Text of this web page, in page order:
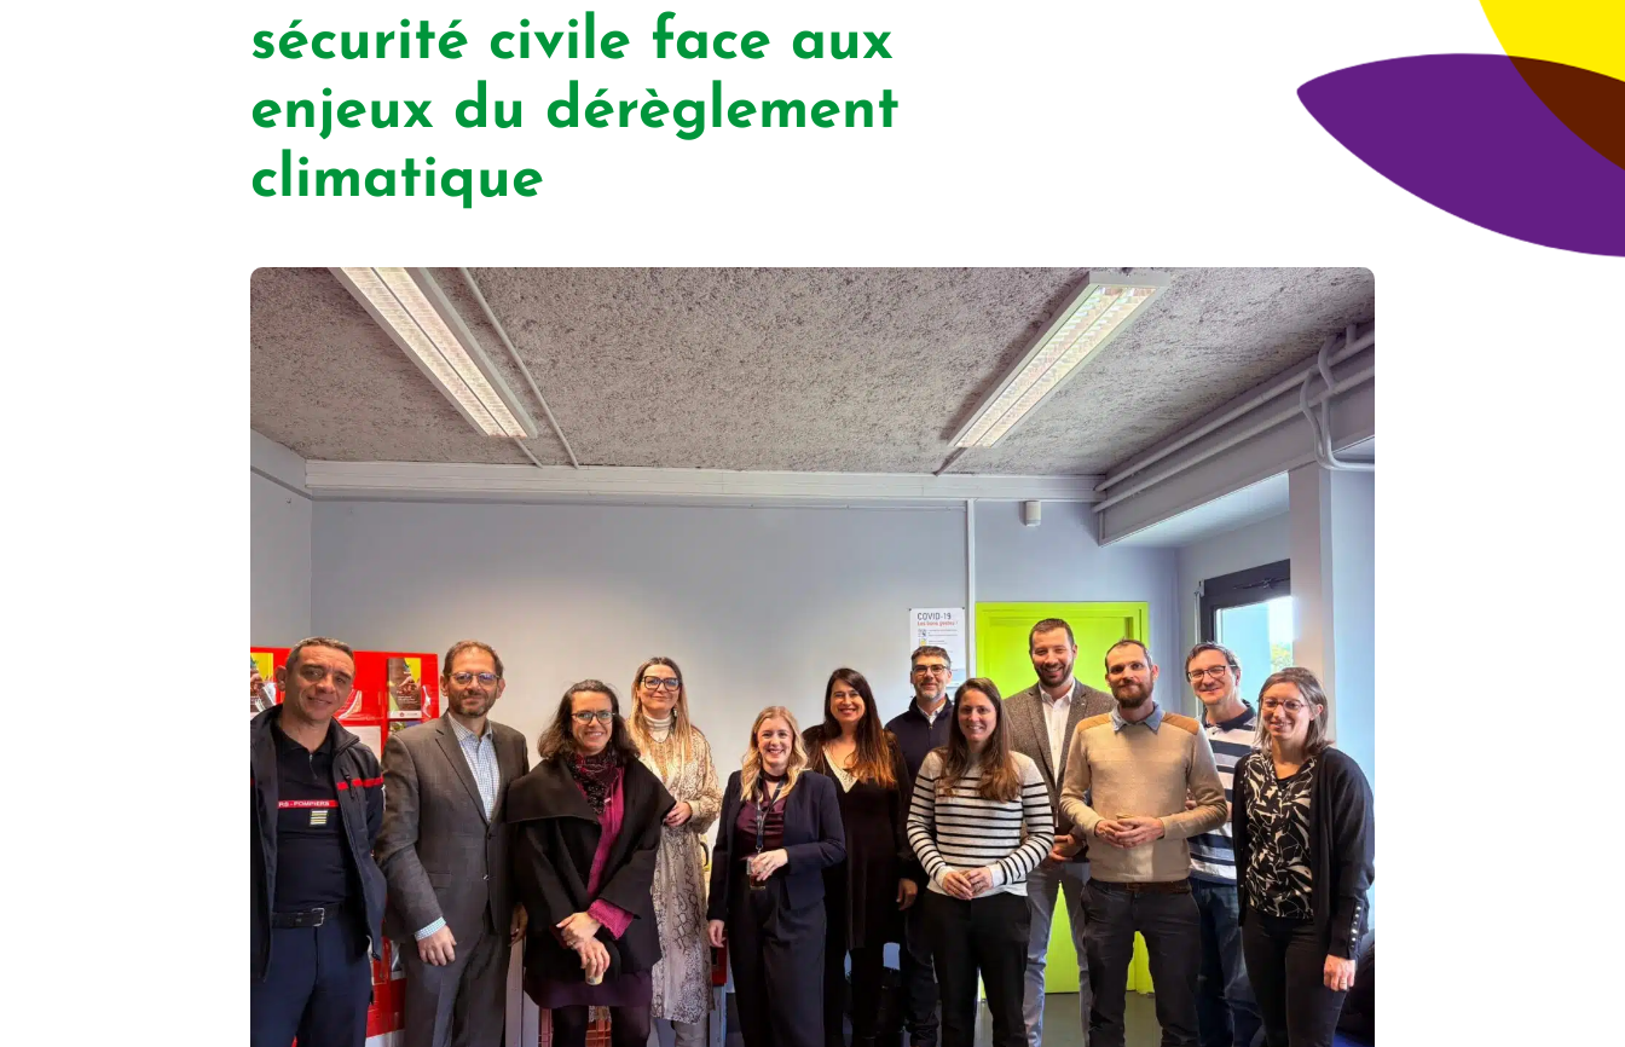
sécurité civile face aux
enjeux du dérèglement
climatique